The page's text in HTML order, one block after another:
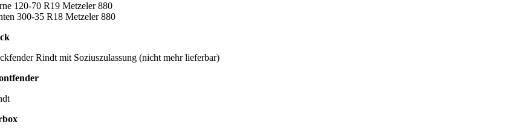
120-70 R19 Metzeler 880
300-35 R18 Metzeler 880
Rindt mit Soziuszulassung (nicht mehr lieferbar)